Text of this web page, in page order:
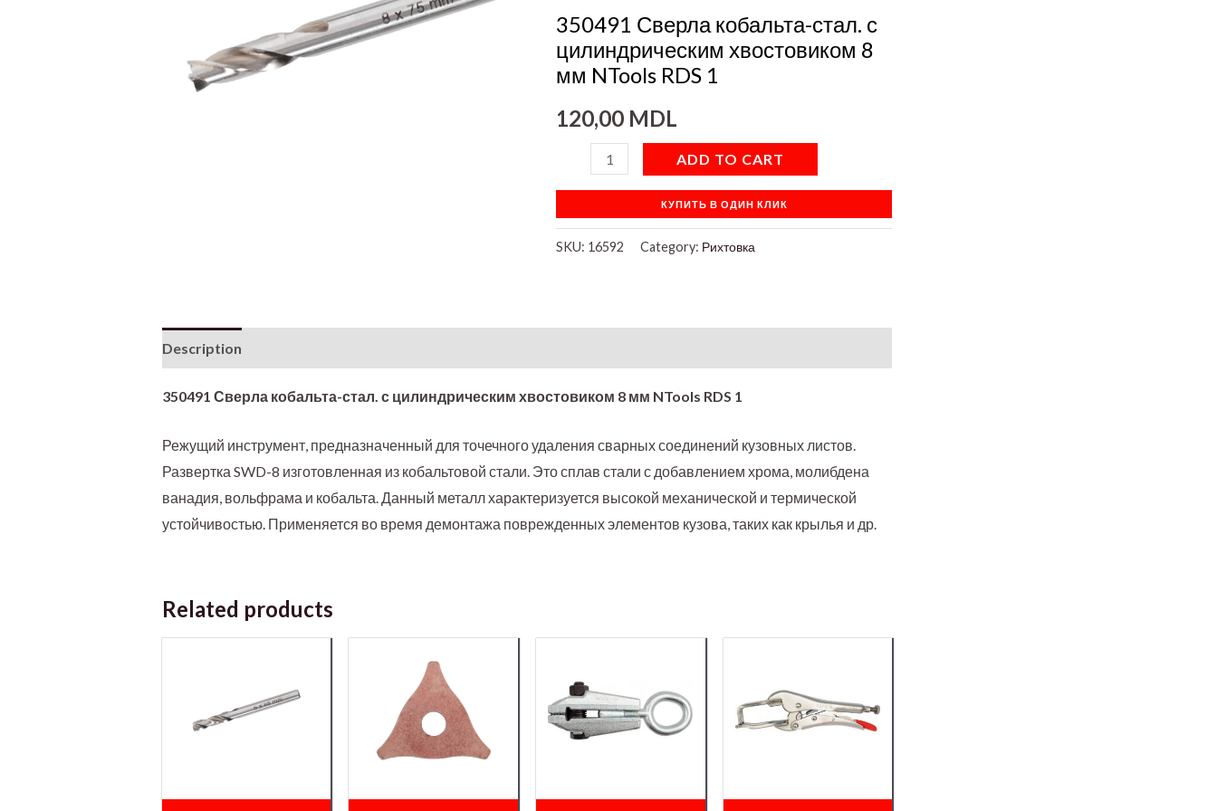
350491 Сверла кобальта-стал. с
цилиндрическим хвостовиком 8
мм NTools RDS 1
120,00 MDL
хвостовиком
8
мм
RDS
quantity
ADD TO CART
КУПИТЬ В ОДИН КЛИК
SKU: 16592 Category: Рихтовка
Description
350491 Сверла кобальта-стал. с цилиндрическим хвостовиком 8 мм NTools RDS 1
Режущий инструмент, предназначенный для точечного удаления сварных соединений кузовных листов.
Развертка SWD-8 изготовленная из кобальтовой стали. Это сплав стали с добавлением хрома, молибдена
ванадия, вольфрама и кобальта. Данный металл характеризуется высокой механической и термической
устойчивостью. Применяется во время демонтажа поврежденных элементов кузова, таких как крылья и др.
Related products